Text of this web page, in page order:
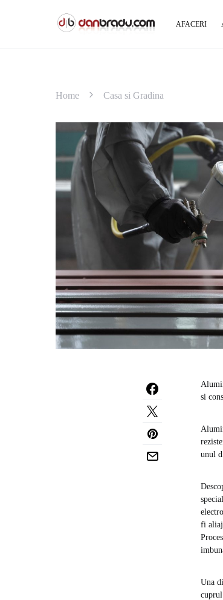
AFACERI
Home Casa si Gradina
si
unul
fi
Una